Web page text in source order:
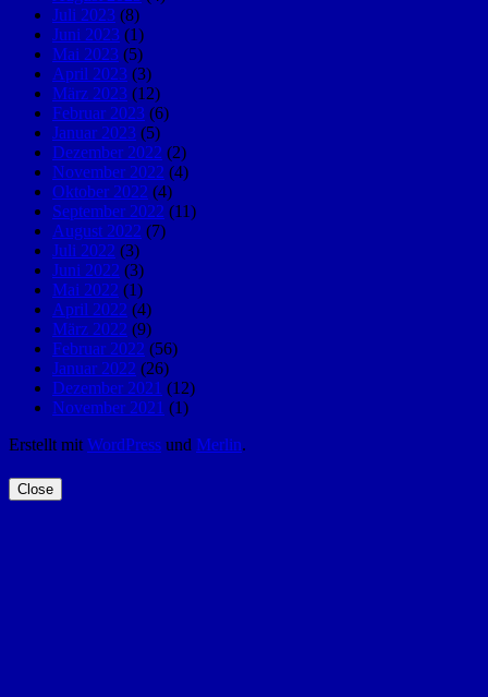
Juli 2023 (8)
Juni 2023 (1)
Mai 2023 (5)
April 2023 (3)
März 2023 (12)
Februar 2023 (6)
Januar 2023 (5)
Dezember 2022 (2)
November 2022 (4)
Oktober 2022 (4)
September 2022 (11)
August 2022 (7)
Juli 2022 (3)
Juni 2022 (3)
Mai 2022 (1)
April 2022 (4)
März 2022 (9)
Februar 2022 (56)
Januar 2022 (26)
Dezember 2021 (12)
November 2021 (1)
Erstellt mit WordPress und Merlin.
Close